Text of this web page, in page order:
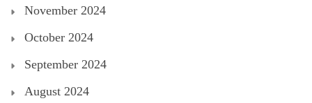
November 2024
October 2024
September 2024
August 2024